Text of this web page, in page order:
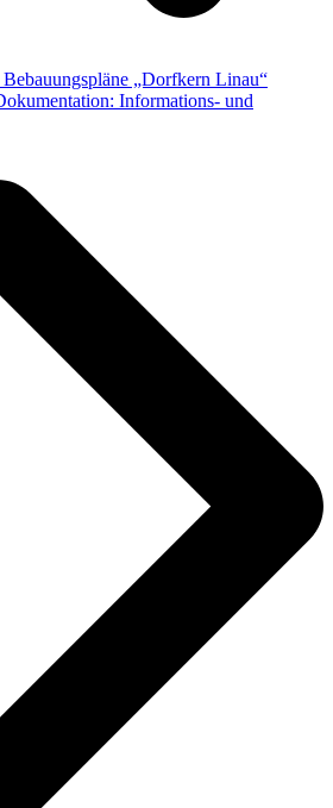
Bebauungspläne „Dorfkern Linau“
Informations- und